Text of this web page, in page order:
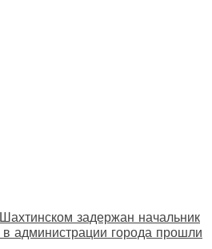
задержан начальник
администрации города прошли